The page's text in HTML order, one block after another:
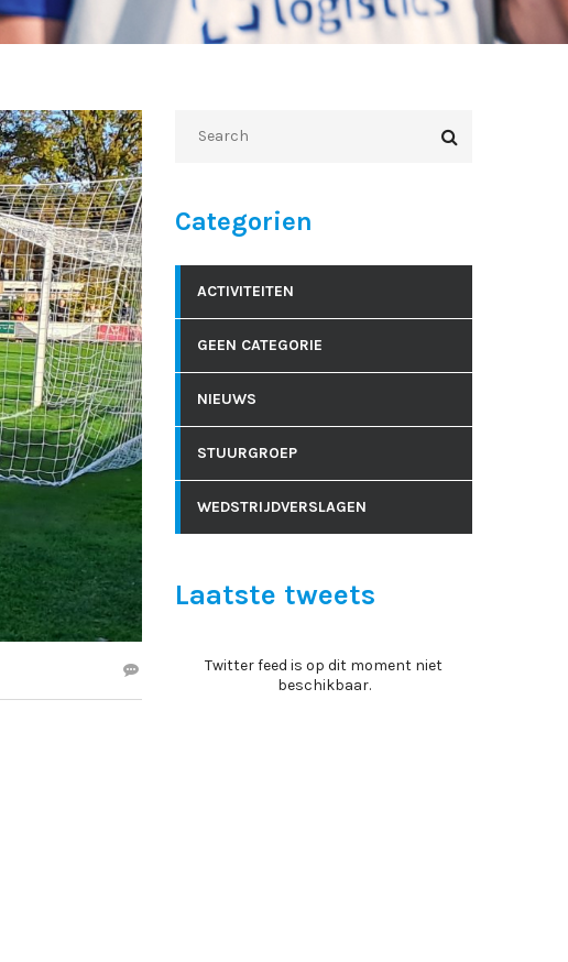
Categorien
ACTIVITEITEN
GEEN CATEGORIE
NIEUWS
STUURGROEP
WEDSTRIJDVERSLAGEN
Laatste tweets
Twitter feed is op dit moment niet
beschikbaar.